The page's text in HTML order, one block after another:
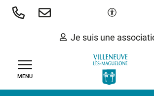
Aller
Je suis une
MENU